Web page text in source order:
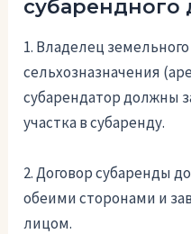
субарендного
1. Владелец земельного
сельхозназначения
субарендатор должны
участка в субаренду.
2. Договор субаренды
обеими сторонами и
лицом.